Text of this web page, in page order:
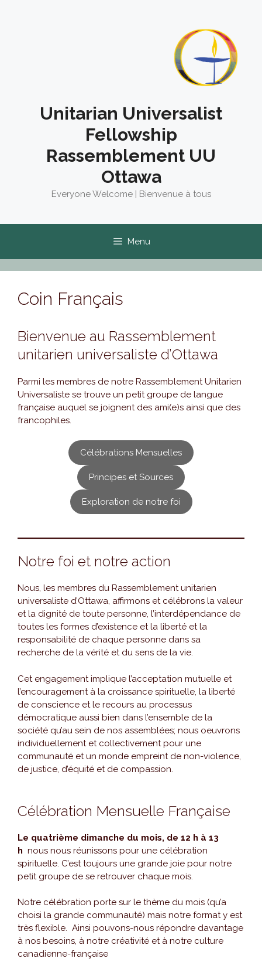
Unitarian Universalist
Fellowship
Rassemblement UU
Ottawa
Everyone Welcome | Bienvenue à tous
Menu
Coin Français
Bienvenue au Rassemblement
unitarien universaliste d’Ottawa
Parmi les membres de notre Rassemblement Unitarien
Universaliste se trouve un petit groupe de langue
française auquel se joignent des ami(e)s ainsi que des
francophiles.
Célébrations Mensuelles
Principes et Sources
Exploration de notre foi
Notre foi et notre action
Nous, les membres du Rassemblement unitarien
universaliste d’Ottawa, affirmons et célébrons la valeur
et la dignité de toute personne, l’interdépendance de
toutes les formes d’existence et la liberté et la
responsabilité de chaque personne dans sa
recherche de la vérité et du sens de la vie.
Cet engagement implique l’acceptation mutuelle et
l’encouragement à la croissance spirituelle, la liberté
de conscience et le recours au processus
démocratique aussi bien dans l’ensemble de la
société qu’au sein de nos assemblées; nous oeuvrons
individuellement et collectivement pour une
communauté et un monde empreint de non-violence,
de justice, d’équité et de compassion.
Célébration Mensuelle Française
Le quatrième dimanche du mois, de 12 h à 13
h nous nous réunissons pour une célébration
spirituelle. C’est toujours une grande joie pour notre
petit groupe de se retrouver chaque mois.
Notre célébration porte sur le thème du mois (qu’a
choisi la grande communauté) mais notre format y est
très flexible. Ainsi pouvons-nous répondre davantage
à nos besoins, à notre créativité et à notre culture
canadienne-française